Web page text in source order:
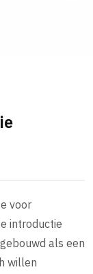
voor
introductie
als een
willen